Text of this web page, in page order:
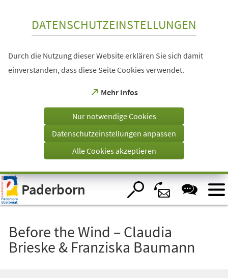
Visuelle
Assistenzsoftware
öffnen.
DATENSCHUTZEINSTELLUNGEN
Durch die Nutzung dieser Website erklären Sie sich damit
einverstanden, dass diese Seite Cookies verwendet.
Mehr Infos
(Öffnet
einem
Tab)
Nur notwendige Cookies
Datenschutzeinstellungen anpassen
Alle Cookies akzeptieren
Paderborn
Before the Wind – Claudia
Brieske & Franziska Baumann